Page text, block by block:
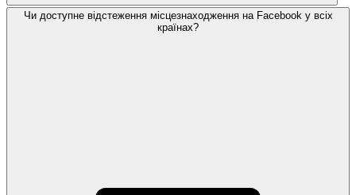
Чи доступне відстеження місцезнаходження на Facebook у всіх
країнах?